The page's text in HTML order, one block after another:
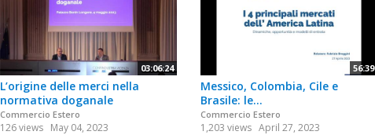
03:06:24
L’origine delle merci nella
normativa doganale
Commercio Estero
126 views May 04, 2023
56:39
Messico, Colombia, Cile e
Brasile: le...
Commercio Estero
1,203 views April 27, 2023